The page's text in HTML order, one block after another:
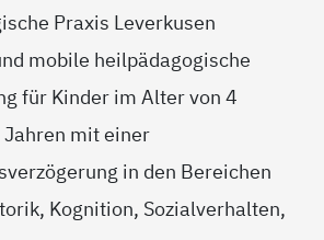
Praxis Leverkusen
mobile heilpädagogische
für Kinder im Alter von 4
mit einer
in den Bereichen
Kognition, Sozialverhalten,